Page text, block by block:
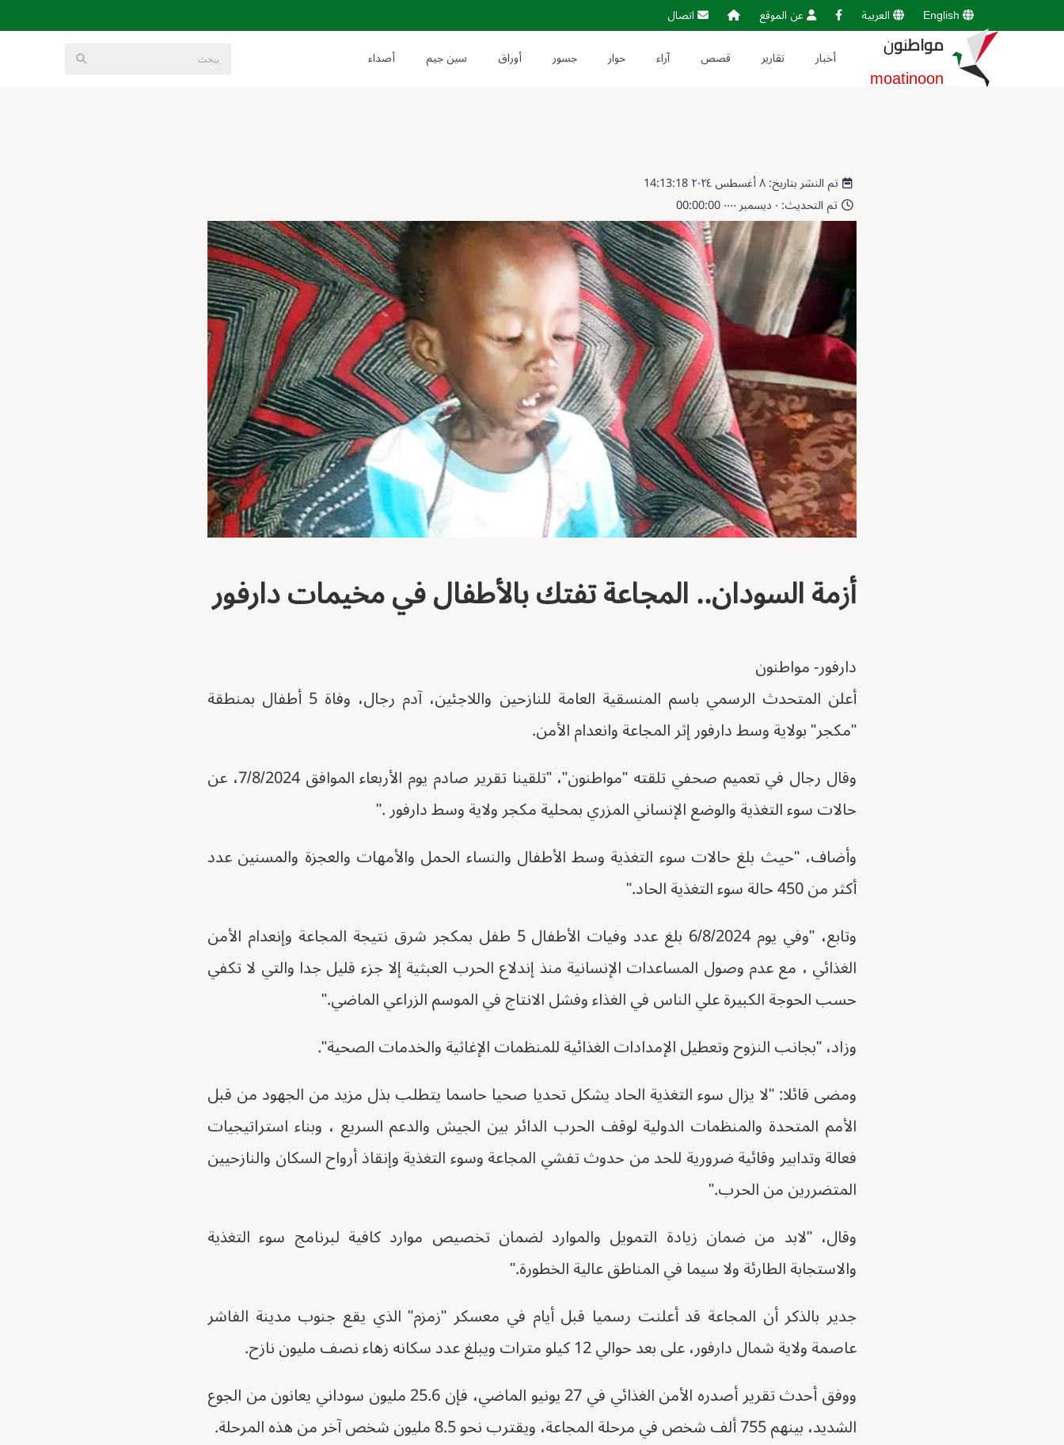
English العربية عن الموقع اتصال
مواطنون
moatinoon
أخبار تقارير قصص آراء حوار جسور أوراق سين جيم أصداء
تم النشر بتاريخ: ٨ أغسطس ٢٠٢٤ 14:13:18
تم التحديث: ٠ ديسمبر ٠٠٠٠ 00:00:00
أزمة السودان.. المجاعة تفتك بالأطفال في مخيمات دارفور
دارفور- مواطنون
أعلن المتحدث الرسمي باسم المنسقية العامة للنازحين واللاجئين، آدم رجال، وفاة 5 أطفال بمنطقة
"مكجر" بولاية وسط دارفور إثر المجاعة وانعدام الأمن.
وقال رجال في تعميم صحفي تلقته "مواطنون"، "تلقينا تقرير صادم يوم الأربعاء الموافق 7/8/2024، عن
حالات سوء التغذية والوضع الإنساني المزري بمحلية مكجر ولاية وسط دارفور ."
وأضاف، "حيث بلغ حالات سوء التغذية وسط الأطفال والنساء الحمل والأمهات والعجزة والمسنين عدد
أكثر من 450 حالة سوء التغذية الحاد."
وتابع، "وفي يوم 6/8/2024 بلغ عدد وفيات الأطفال 5 طفل بمكجر شرق نتيجة المجاعة وإنعدام الأمن
الغذائي ، مع عدم وصول المساعدات الإنسانية منذ إندلاع الحرب العبثية إلا جزء قليل جدا والتي لا تكفي
حسب الحوجة الكبيرة علي الناس في الغذاء وفشل الانتاج في الموسم الزراعي الماضي."
وزاد، "بجانب النزوح وتعطيل الإمدادات الغذائية للمنظمات الإغاثية والخدمات الصحية".
ومضى قائلا: "لا يزال سوء التغذية الحاد يشكل تحديا صحيا حاسما يتطلب بذل مزيد من الجهود من قبل
الأمم المتحدة والمنظمات الدولية لوقف الحرب الدائر بين الجيش والدعم السريع ، وبناء استراتيجيات
فعالة وتدابير وقائية ضرورية للحد من حدوث تفشي المجاعة وسوء التغذية وإنقاذ أرواح السكان والنازحيين
المتضررين من الحرب."
وقال، "لابد من ضمان زيادة التمويل والموارد لضمان تخصيص موارد كافية لبرنامج سوء التغذية
والاستجابة الطارئة ولا سيما في المناطق عالية الخطورة."
جدير بالذكر أن المجاعة قد أعلنت رسميا قبل أيام في معسكر "زمزم" الذي يقع جنوب مدينة الفاشر
عاصمة ولاية شمال دارفور، على بعد حوالي 12 كيلو مترات ويبلغ عدد سكانه زهاء نصف مليون نازح.
ووفق أحدث تقرير أصدره الأمن الغذائي في 27 يونيو الماضي، فإن 25.6 مليون سوداني يعانون من الجوع
الشديد، بينهم 755 ألف شخص في مرحلة المجاعة، ويقترب نحو 8.5 مليون شخص آخر من هذه المرحلة.